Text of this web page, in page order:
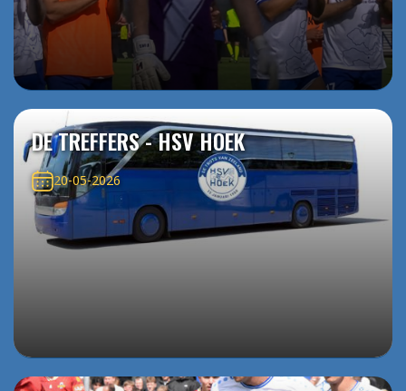
DE TREFFERS - HSV HOEK
20-05-2026